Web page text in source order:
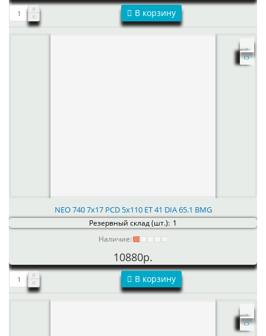
В корзину
NEO 740 7x17 PCD 5x110 ET 41 DIA 65.1 BMG
Резервный склад (шт.): 1
Наличие:
10880р.
В корзину